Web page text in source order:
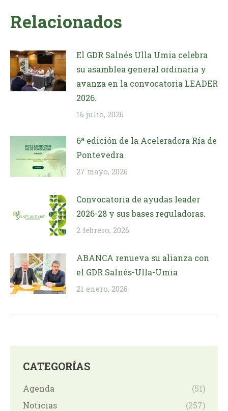
Relacionados
El GDR Salnés Ulla Umia celebra
su asamblea general ordinaria y
avanza en la convocatoria LEADER
2026.
16 julio, 2026
6ª edición de la Aceleradora Ría de
Pontevedra
27 mayo, 2026
Convocatoria de ayudas leader
2026-28 y sus bases reguladoras.
2 febrero, 2026
ABANCA renueva su alianza con
el GDR Salnés-Ulla-Umia
21 enero, 2026
CATEGORÍAS
Agenda
(51)
Noticias
(257)